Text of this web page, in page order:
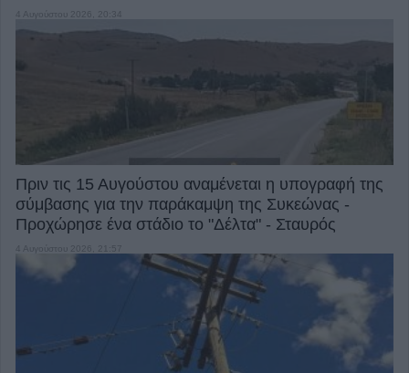
4 Αυγούστου 2026, 20:34
Πριν τις 15 Αυγούστου αναμένεται η υπογραφή της
σύμβασης για την παράκαμψη της Συκεώνας -
Προχώρησε ένα στάδιο το "Δέλτα" - Σταυρός
4 Αυγούστου 2026, 21:57